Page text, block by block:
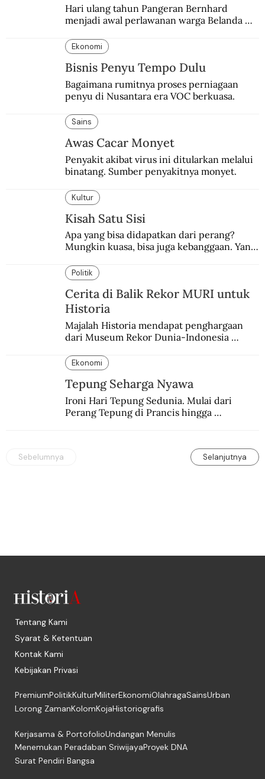
Hari ulang tahun Pangeran Bernhard
menjadi awal perlawanan warga Belanda
anyelir favorit sang pangeran menjadi
simbol perlawanan.
Ekonomi
Bisnis Penyu Tempo Dulu
Bagaimana rumitnya proses perniagaan
penyu di Nusantara era VOC berkuasa.
Sains
Awas Cacar Monyet
Penyakit akibat virus ini ditularkan melalui
binatang. Sumber penyakitnya monyet.
Kultur
Kisah Satu Sisi
Apa yang bisa didapatkan dari perang?
Mungkin kuasa, bisa juga kebanggaan. Yang
Politik
Cerita di Balik Rekor MURI untuk
Historia
Majalah Historia mendapat penghargaan
dari Museum Rekor Dunia-Indonesia
pertama.
Ekonomi
Tepung Seharga Nyawa
Ironi Hari Tepung Sedunia. Mulai dari
Perang Tepung di Prancis hingga
Sebelumnya Selanjutnya
Tentang Kami
Syarat & Ketentuan
Kontak Kami
Kebijakan Privasi
PremiumPolitikKulturMiliterEkonomiOlahragaSainsUrban
Lorong ZamanKolomKojaHistoriografis
Kerjasama & PortofolioUndangan Menulis
Menemukan Peradaban SriwijayaProyek DNA
Surat Pendiri Bangsa